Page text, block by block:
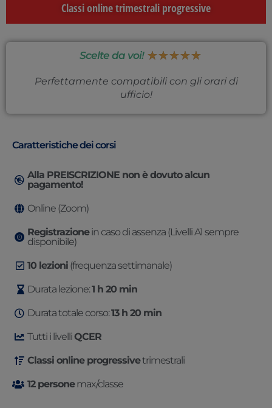
Classi online trimestrali progressive
Scelte da voi! ★★★★★
Perfettamente compatibili con gli orari di
ufficio!
Caratteristiche dei corsi
Alla PREISCRIZIONE non è dovuto alcun
pagamento!
Online (Zoom)
Registrazionein caso di assenza (Livelli A1 sempre
disponibile)
10 lezioni (frequenza settimanale)
Durata lezione:1 h 20 min
Durata totale corso:13 h 20 min
Tutti i livelliQCER
Classi online progressivetrimestrali
12 personemax/classe